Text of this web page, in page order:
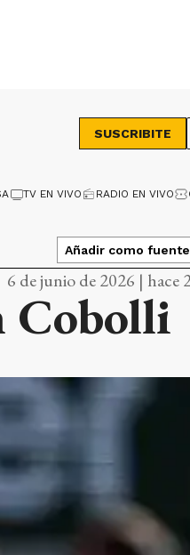
SUSCRIBITE
TV EN VIVO RADIO EN VIVO
Añadir como
6 de junio de 2026 | hace
Cobolli